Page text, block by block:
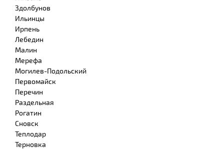
Здолбунов
Ильинцы
Ирпень
Лебедин
Малин
Мерефа
Могилев-Подольский
Первомайск
Перечин
Раздельная
Рогатин
Сновск
Теплодар
Терновка